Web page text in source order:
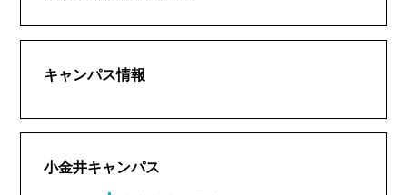
キャンパス情報
小金井キャンパス